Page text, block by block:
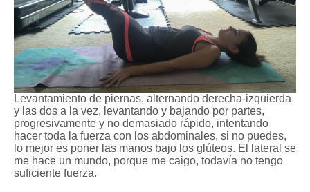
Levantamiento de piernas, alternando derecha-izquierda
y las dos a la vez, levantando y bajando por partes,
progresivamente y no demasiado rápido, intentando
hacer toda la fuerza con los abdominales, si no puedes,
lo mejor es poner las manos bajo los glúteos. El lateral se
me hace un mundo, porque me caigo, todavía no tengo
suficiente fuerza.